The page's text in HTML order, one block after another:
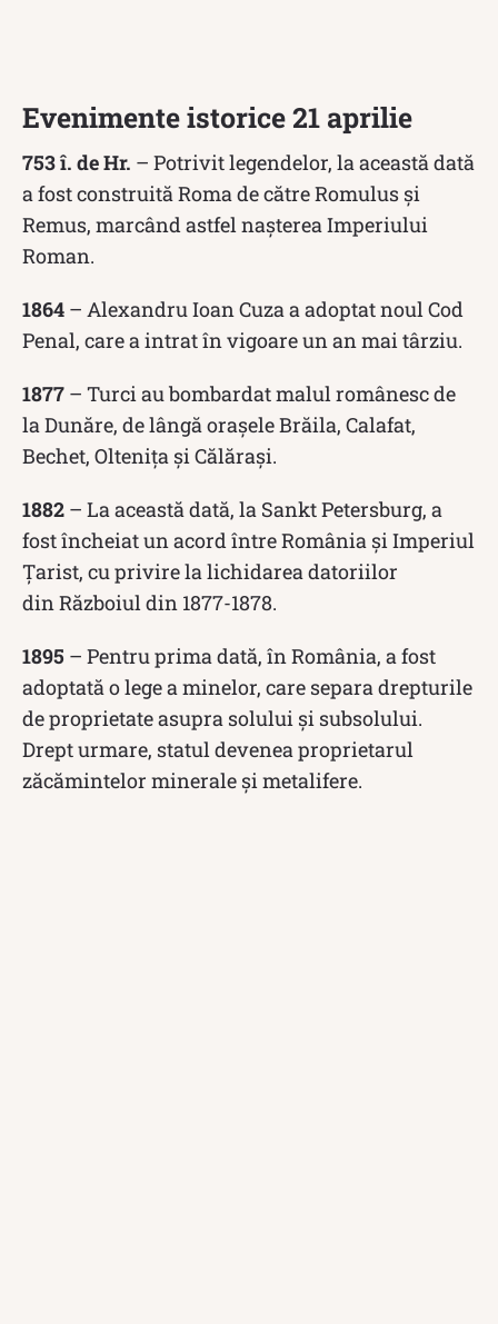
Evenimente istorice 21 aprilie
753 î. de Hr. – Potrivit legendelor, la această dată
a fost construită Roma de către Romulus și
Remus, marcând astfel nașterea Imperiului
Roman.
1864 – Alexandru Ioan Cuza a adoptat noul Cod
Penal, care a intrat în vigoare un an mai târziu.
1877 – Turci au bombardat malul românesc de
la Dunăre, de lângă orașele Brăila, Calafat,
Bechet, Oltenița și Călărași.
1882 – La această dată, la Sankt Petersburg, a
fost încheiat un acord între România și Imperiul
Țarist, cu privire la lichidarea datoriilor
din Războiul din 1877-1878.
1895 – Pentru prima dată, în România, a fost
adoptată o lege a minelor, care separa drepturile
de proprietate asupra solului și subsolului.
Drept urmare, statul devenea proprietarul
zăcămintelor minerale și metalifere.